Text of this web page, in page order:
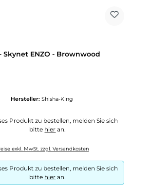
Skynet ENZO - Brownwood
Hersteller: Shisha-King
Produkt zu bestellen, melden Sie sich
bitte hier an.
exkl. MwSt. zzgl. Versandkosten
Produkt zu bestellen, melden Sie sich
bitte hier an.